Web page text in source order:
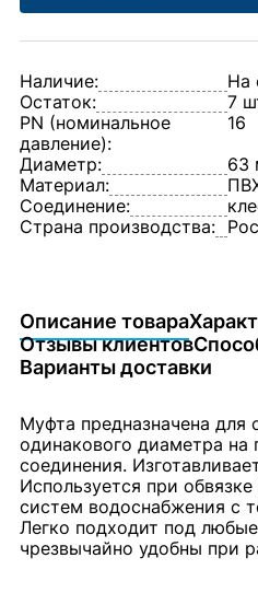
Наличие:
На
Остаток:
7
PN (номинальное
давление):
16
Диаметр:
63
Материал:
Соединение:
Страна производства:
Описание товара
Отзывы клиентов
Варианты доставки
Муфта предназначена для
одинакового диаметра на
соединения.
Используется при
систем водоснабжения с
Легко подходит под
чрезвычайно удобны при